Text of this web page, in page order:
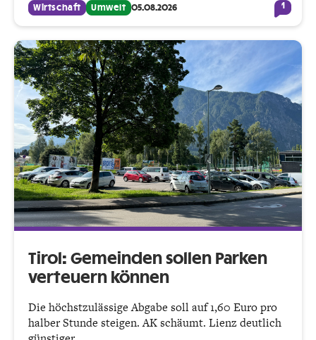
Wirtschaft Umwelt 05.08.2026 1
Tirol: Gemeinden sollen Parken
verteuern können
Die höchstzulässige Abgabe soll auf 1,60 Euro pro
halber Stunde steigen. AK schäumt. Lienz deutlich